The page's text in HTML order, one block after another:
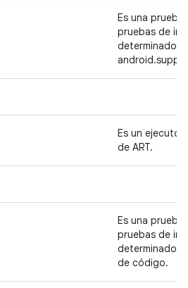
Es una
pruebas de
determinado
Es un
de ART.
Es una
pruebas de
determinado
de código.